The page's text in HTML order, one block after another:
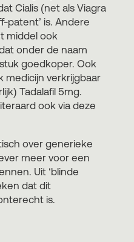
Cialis (net als Viagra
patent’ is. Andere
middel ook
onder de naam
goedkoper. Ook
medicijn verkrijgbaar
Tadalafil 5mg.
ook via deze
over generieke
meer voor een
Uit ‘blinde
dat dit
is.